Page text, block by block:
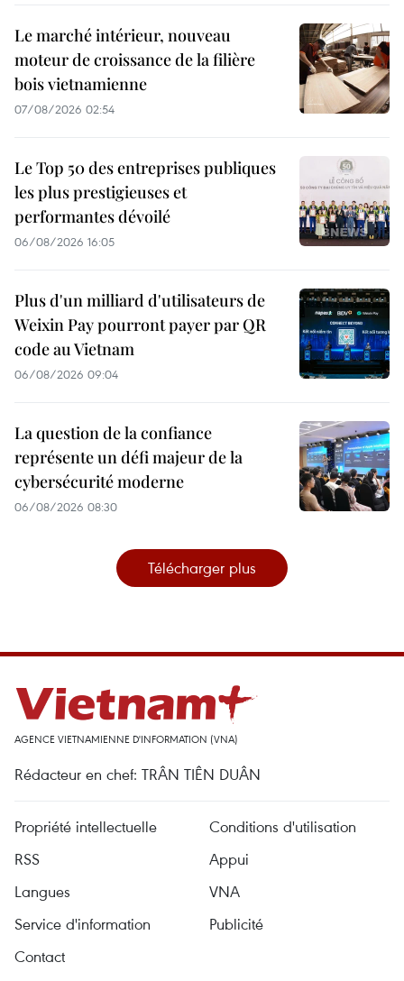
Le marché intérieur, nouveau
moteur de croissance de la filière
bois vietnamienne
07/08/2026 02:54
Le Top 50 des entreprises publiques
les plus prestigieuses et
performantes dévoilé
06/08/2026 16:05
Plus d'un milliard d'utilisateurs de
Weixin Pay pourront payer par QR
code au Vietnam
06/08/2026 09:04
La question de la confiance
représente un défi majeur de la
cybersécurité moderne
06/08/2026 08:30
Télécharger plus
AGENCE VIETNAMIENNE D'INFORMATION (VNA)
Rédacteur en chef: TRÂN TIÊN DUÂN
Propriété intellectuelle
Conditions d'utilisation
RSS
Appui
Langues
VNA
Service d'information
Publicité
Contact